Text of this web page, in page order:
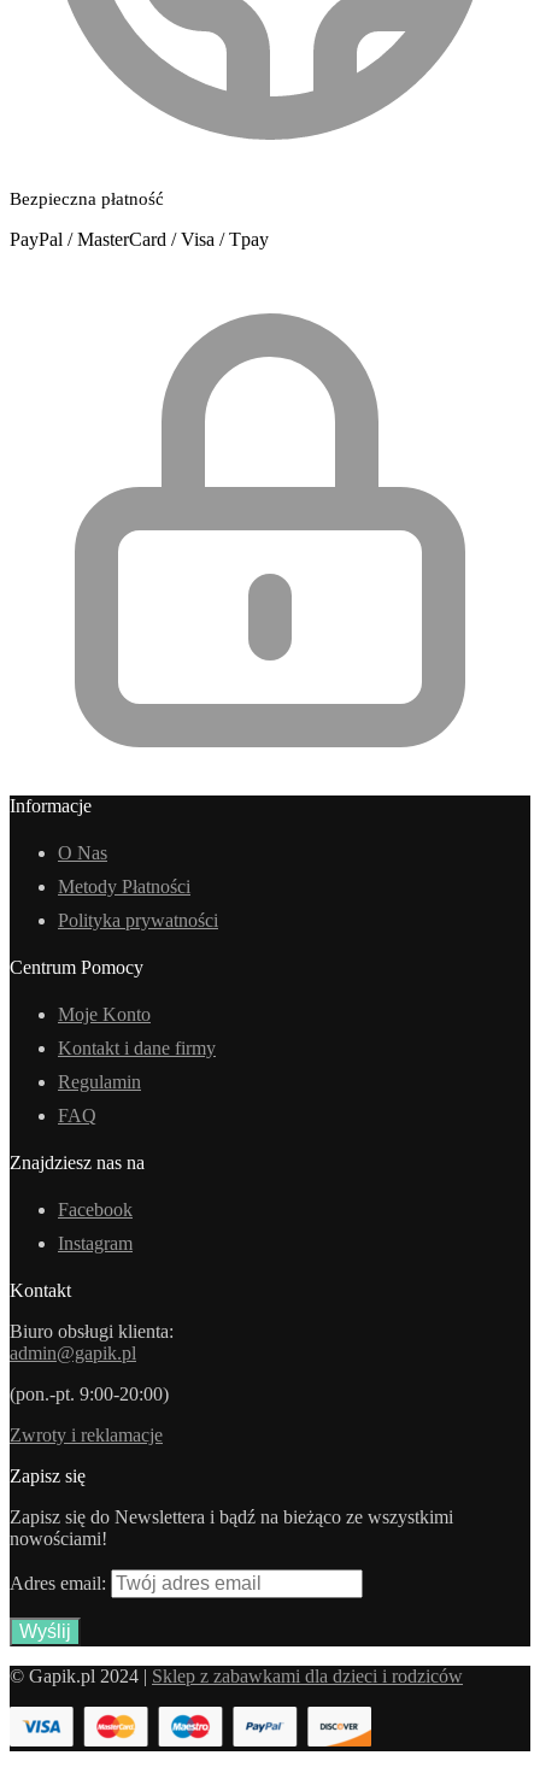
Bezpieczna płatność
PayPal / MasterCard / Visa / Tpay
Informacje
O Nas
Metody Płatności
Polityka prywatności
Centrum Pomocy
Moje Konto
Kontakt i dane firmy
Regulamin
FAQ
Znajdziesz nas na
Facebook
Instagram
Kontakt
Biuro obsługi klienta:
admin@gapik.pl
(pon.-pt. 9:00-20:00)
Zwroty i reklamacje
Zapisz się
Zapisz się do Newslettera i bądź na bieżąco ze wszystkimi
nowościami!
Adres email:
© Gapik.pl 2024 | Sklep z zabawkami dla dzieci i rodziców